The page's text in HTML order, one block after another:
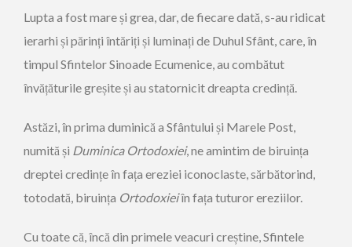
Lupta a fost mare și grea, dar, de fiecare dată, s-au ridicat
ierarhi și părinți întăriți și luminați de Duhul Sfânt, care, în
timpul Sfintelor Sinoade Ecumenice, au combătut
învățăturile greșite și au statornicit dreapta credință.
Astăzi, în prima duminică a Sfântului și Marele Post,
numită și Duminica Ortodoxiei, ne amintim de biruința
dreptei credințe în fața ereziei iconoclaste, sărbătorind,
totodată, biruința Ortodoxieiîn fața tuturor ereziilor.
Cu toate că, încă din primele veacuri creștine, Sfintele